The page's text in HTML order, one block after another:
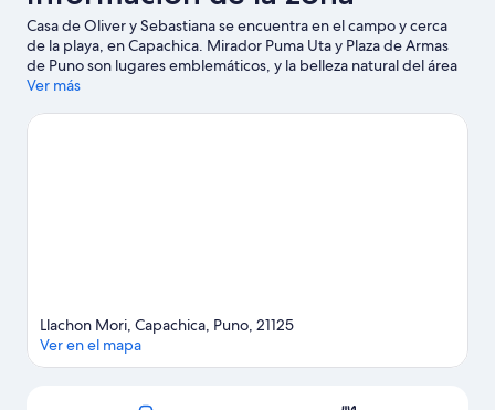
Casa de Oliver y Sebastiana se encuentra en el campo y cerca
de la playa, en Capachica. Mirador Puma Uta y Plaza de Armas
de Puno son lugares emblemáticos, y la belleza natural del área
puede apreciarse en Lago Titicaca - Puno (y alrededores) y
por Mercado central de Puno y Catedral de Puno. En los
Ver más
Sección del mapa
Llachon Mori, Capachica, Puno, 21125
Ver en el mapa